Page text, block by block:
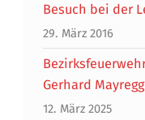
Besuch bei der
29. März 2016
Gerhard
12. März 2025